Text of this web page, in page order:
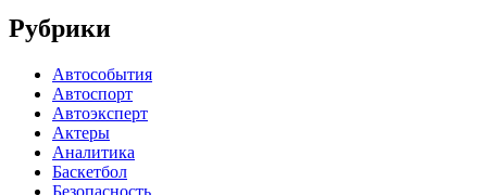
Рубрики
Автособытия
Автоспорт
Автоэксперт
Актеры
Аналитика
Баскетбол
Безопасность